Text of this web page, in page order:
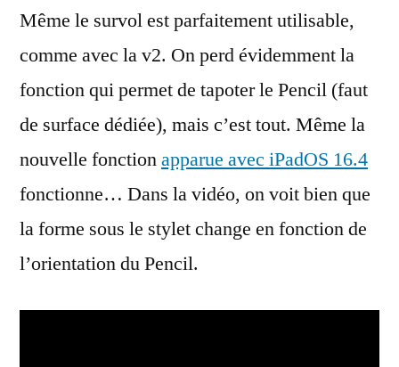
Même le survol est parfaitement utilisable,
comme avec la v2. On perd évidemment la
fonction qui permet de tapoter le Pencil (faut
de surface dédiée), mais c’est tout. Même la
nouvelle fonctionapparue avec iPadOS 16.4
fonctionne… Dans la vidéo, on voit bien que
la forme sous le stylet change en fonction de
l’orientation du Pencil.